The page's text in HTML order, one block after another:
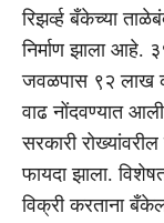
रिझर्व्ह बँकेच्या
निर्माण झाला आहे.
जवळपास ९२ लाख
वाढ नोंदवण्यात
सरकारी
फायदा झाला.
विक्री करताना